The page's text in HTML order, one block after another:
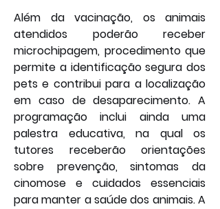
Além da vacinação, os animais
atendidos poderão receber
microchipagem, procedimento que
permite a identificação segura dos
pets e contribui para a localização
em caso de desaparecimento. A
programação inclui ainda uma
palestra educativa, na qual os
tutores receberão orientações
sobre prevenção, sintomas da
cinomose e cuidados essenciais
para manter a saúde dos animais. A